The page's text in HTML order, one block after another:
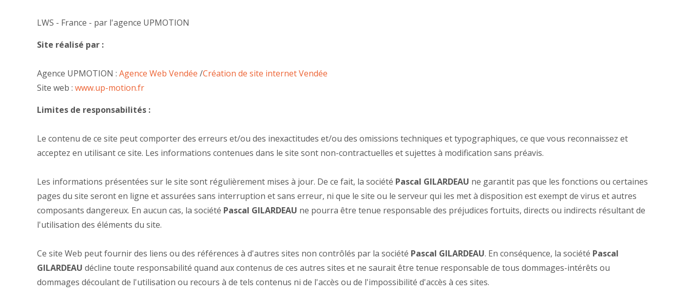
LWS - France - par l'agence UPMOTION
Site réalisé par :
Agence UPMOTION : Agence Web Vendée /Création de site internet Vendée
Site web : www.up-motion.fr
Limites de responsabilités :
Le contenu de ce site peut comporter des erreurs et/ou des inexactitudes et/ou des omissions techniques et typographiques, ce que vous reconnaissez et
acceptez en utilisant ce site. Les informations contenues dans le site sont non-contractuelles et sujettes à modification sans préavis.
Les informations présentées sur le site sont régulièrement mises à jour. De ce fait, la société Pascal GILARDEAU ne garantit pas que les fonctions ou certaines
pages du site seront en ligne et assurées sans interruption et sans erreur, ni que le site ou le serveur qui les met à disposition est exempt de virus et autres
composants dangereux. En aucun cas, la société Pascal GILARDEAU ne pourra être tenue responsable des préjudices fortuits, directs ou indirects résultant de
l'utilisation des éléments du site.
Ce site Web peut fournir des liens ou des références à d'autres sites non contrôlés par la société Pascal GILARDEAU. En conséquence, la société Pascal
GILARDEAU décline toute responsabilité quand aux contenus de ces autres sites et ne saurait être tenue responsable de tous dommages-intérêts ou
dommages découlant de l'utilisation ou recours à de tels contenus ni de l'accès ou de l'impossibilité d'accès à ces sites.